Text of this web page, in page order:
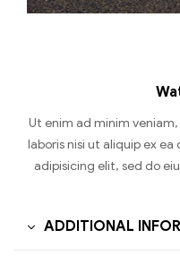
Ut enim ad minim
laboris nisi ut aliquip ex
adipisicing elit, sed do
ADDITIONAL